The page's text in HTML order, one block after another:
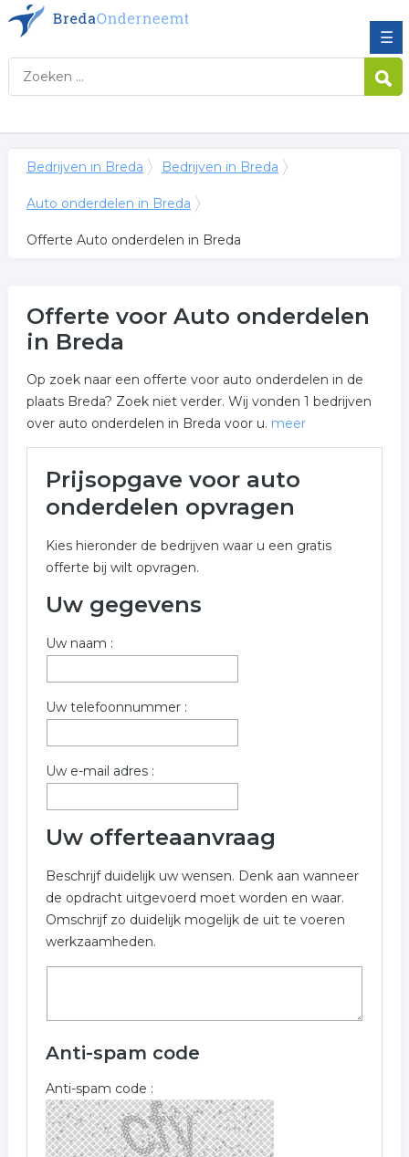
☰
Bedrijven in Breda Bedrijven in Breda
Auto onderdelen in Breda
Offerte Auto onderdelen in Breda
Offerte voor Auto onderdelen
in Breda
Op zoek naar een offerte voor auto onderdelen in de
plaats Breda? Zoek niet verder. Wij vonden 1 bedrijven
over auto onderdelen in Breda voor u. meer
Breda
onderdelen gerelateerde bedrijven in de omgeving van
Breda voor een vrijblijvende aanvraag.
Onderstaande bedrijven zijn gerelateerd aan auto
formulier om meer informatie op te vragen over auto
Trefwoorden:
onderdelen automaterialen
Prijsopgave voor auto
onderdelen opvragen
Kies hieronder de bedrijven waar u een gratis
offerte bij wilt opvragen.
Uw gegevens
Uw naam :
Uw telefoonnummer :
Uw e-mail adres :
Uw offerteaanvraag
Beschrijf duidelijk uw wensen. Denk aan wanneer
de opdracht uitgevoerd moet worden en waar.
Omschrijf zo duidelijk mogelijk de uit te voeren
werkzaamheden.
Anti-spam code
Anti-spam code :